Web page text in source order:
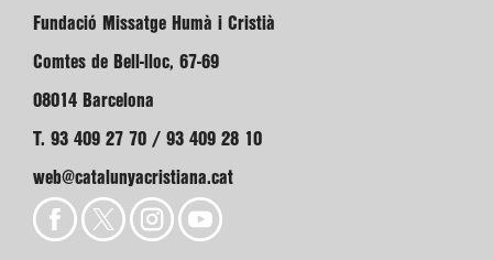
Fundació Missatge Humà i Cristià
Comtes de Bell-lloc, 67-69
08014 Barcelona
T. 93 409 27 70 / 93 409 28 10
web@catalunyacristiana.cat